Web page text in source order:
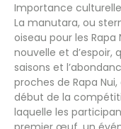
Importance
La manutara, ou
oiseau pour les Rapa
nouvelle et
saisons et
proches de Rapa
début de la
laquelle les